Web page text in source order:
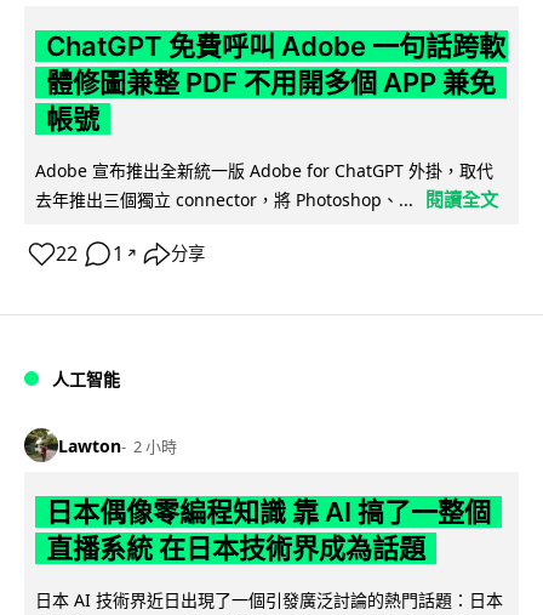
ChatGPT 免費呼叫 Adobe 一句話跨軟
體修圖兼整 PDF 不用開多個 APP 兼免
帳號
Adobe 宣布推出全新統一版 Adobe for ChatGPT 外掛，取代
去年推出三個獨立 connector，將 Photoshop、...
閱讀全文
22 1 ↗ 分享
人工智能
Lawton 2 小時
日本偶像零編程知識 靠 AI 搞了一整個
直播系統 在日本技術界成為話題
日本 AI 技術界近日出現了一個引發廣泛討論的熱門話題：日本